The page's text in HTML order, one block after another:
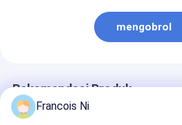
mengobrol
Rekomendasi Produk
Francois Ni